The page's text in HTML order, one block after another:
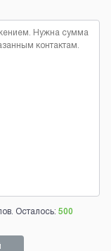
Осталось: 500